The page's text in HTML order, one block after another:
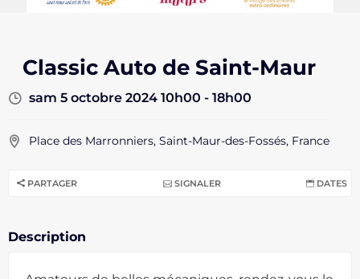
Classic Auto de Saint-Maur
sam 5 octobre 2024 10h00 - 18h00
Place des Marronniers, Saint-Maur-des-Fossés, France
PARTAGER SIGNALER DATES
Description